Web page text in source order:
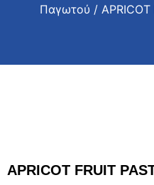
Παγωτού /
APRICOT FRUIT